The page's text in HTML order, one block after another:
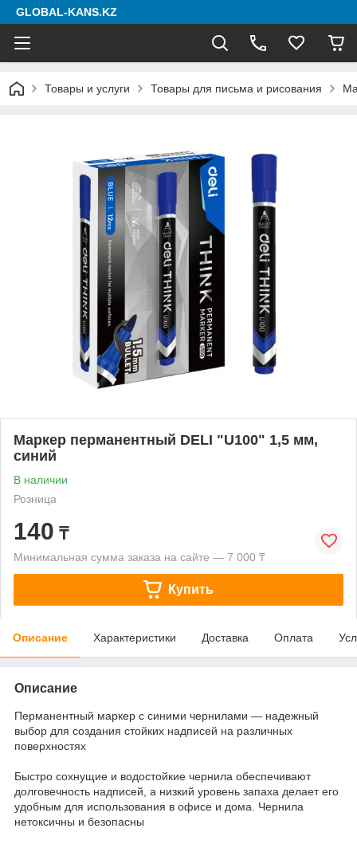
GLOBAL-KANS.KZ
Товары и услуги Товары для письма и рисования
Маркер перманентный DELI "U100" 1,5 мм,
синий
В наличии
Розница
140 ₸
Минимальная сумма заказа на сайте — 7 000 ₸
Купить
Описание Характеристики Доставка Оплата
Описание
Перманентный маркер с синими чернилами — надежный
выбор для создания стойких надписей на различных
поверхностях
Быстро сохнущие и водостойкие чернила обеспечивают
долговечность надписей, а низкий уровень запаха делает его
удобным для использования в офисе и дома. Чернила
нетоксичны и безопасны